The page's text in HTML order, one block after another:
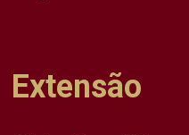
Extensão